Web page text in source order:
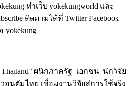
ทำเว็บ yokekungworld และ
ติดตามได้ที่ Twitter Facebook
yokekung